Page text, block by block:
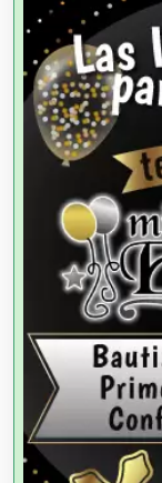
Artes